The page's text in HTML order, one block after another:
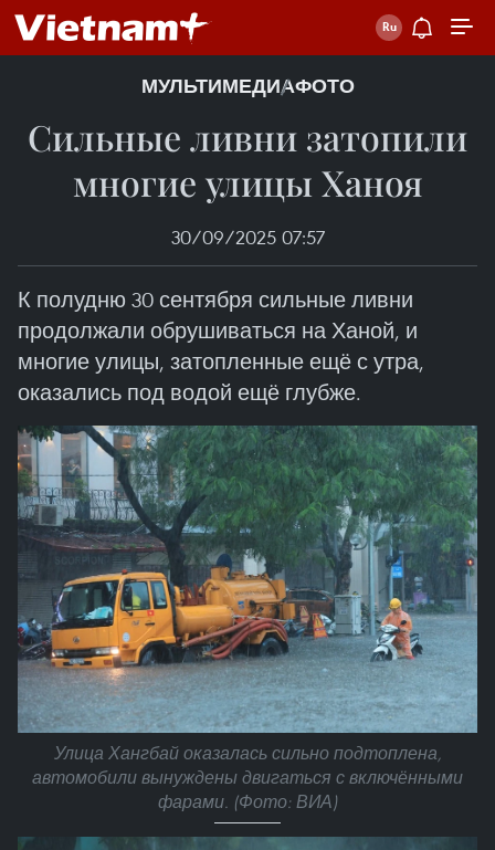
МУЛЬТИМЕДИАФОТО
Сильные ливни затопили
многие улицы Ханоя
30/09/2025 07:57
К полудню 30 сентября сильные ливни
продолжали обрушиваться на Ханой, и
многие улицы, затопленные ещё с утра,
оказались под водой ещё глубже.
Улица Хангбай оказалась сильно подтоплена,
автомобили вынуждены двигаться с включёнными
фарами. (Фото: ВИА)